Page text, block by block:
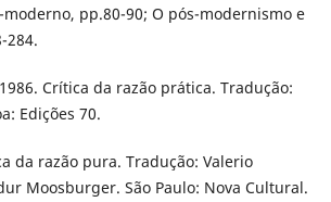
moderno, pp.80-90; O pós-modernismo e
284.
Crítica da razão prática. Tradução:
Edições 70.
da razão pura. Tradução: Valerio
Moosburger. São Paulo: Nova Cultural.